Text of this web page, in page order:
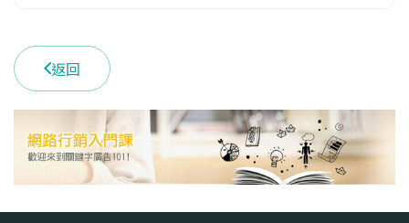
返回